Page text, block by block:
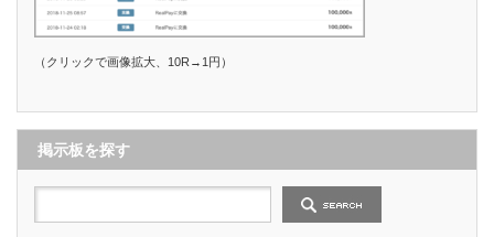
（クリックで画像拡大、10R→1円）
掲示板を探す